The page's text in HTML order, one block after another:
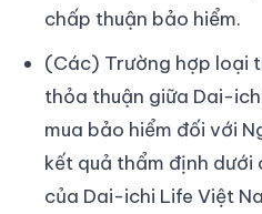
chấp thuận bảo hiểm.
(Các) Trường hợp loại
thỏa thuận giữa Dai-
mua bảo hiểm đối với
kết quả thẩm định dưới
của Dai-ichi Life Việt